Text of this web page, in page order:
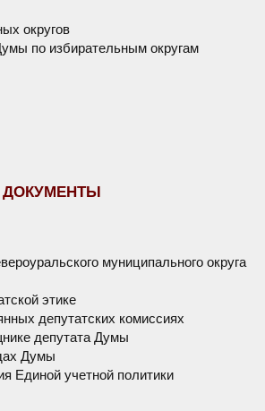
округов
по избирательным округам
муниципального округа
этике
депутатских комиссиях
депутата Думы
Думы
Единой учетной политики